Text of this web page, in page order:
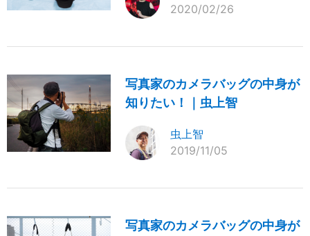
2020/02/26
写真家のカメラバッグの中身が
知りたい！｜虫上智
虫上智
2019/11/05
写真家のカメラバッグの中身が